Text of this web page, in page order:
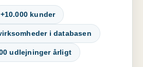
+10.000 kunder
i databasen
udlejninger årligt